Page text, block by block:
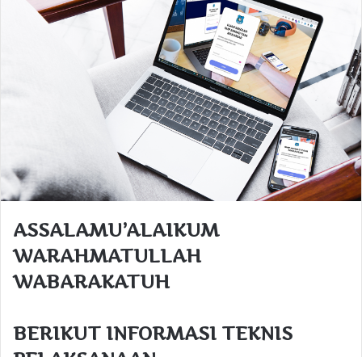
ASSALAMU’ALAIKUM
WARAHMATULLAH
WABARAKATUH
BERIKUT INFORMASI TEKNIS